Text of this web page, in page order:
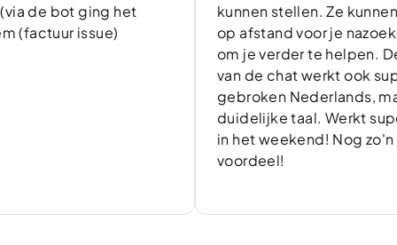
bot ging het
issue)
kunnen stellen. Ze kunnen
op afstand voor je nazoeken of
om je verder te helpen. De
van de chat werkt ook super,
gebroken Nederlands, maar
duidelijke taal. Werkt
in het weekend! Nog zo'n fijn
voordeel!